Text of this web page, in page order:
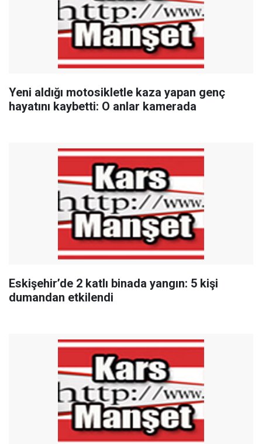
Yeni aldığı motosikletle kaza yapan genç
hayatını kaybetti: O anlar kamerada
Eskişehir’de 2 katlı binada yangın: 5 kişi
dumandan etkilendi